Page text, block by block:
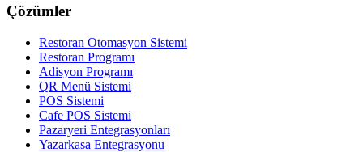
Çözümler
Restoran Otomasyon Sistemi
Restoran Programı
Adisyon Programı
QR Menü Sistemi
POS Sistemi
Cafe POS Sistemi
Pazaryeri Entegrasyonları
Yazarkasa Entegrasyonu